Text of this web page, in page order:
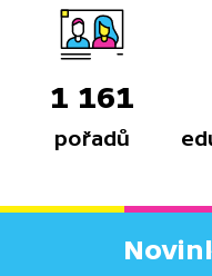
1 161
pořadů